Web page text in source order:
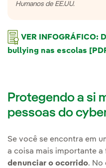
Humanos de EE.UU.
VER INFOGRÁFICO:
bullying nas escolas
Protegendo a si
pessoas do
Se você se encontra em
a coisa mais importante a
denunciar o ocorrido. No